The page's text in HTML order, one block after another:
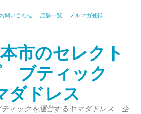
お問い合わせ 店舗一覧 メルマガ登録
市のセレクト
ブティック
ダドレス
ティックを運営するヤマダドレス 企